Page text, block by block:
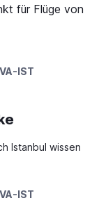
für Flüge von
IST
Istanbul wissen
IST